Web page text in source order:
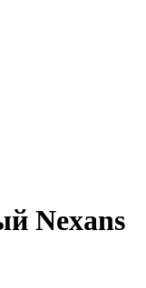
Nexans